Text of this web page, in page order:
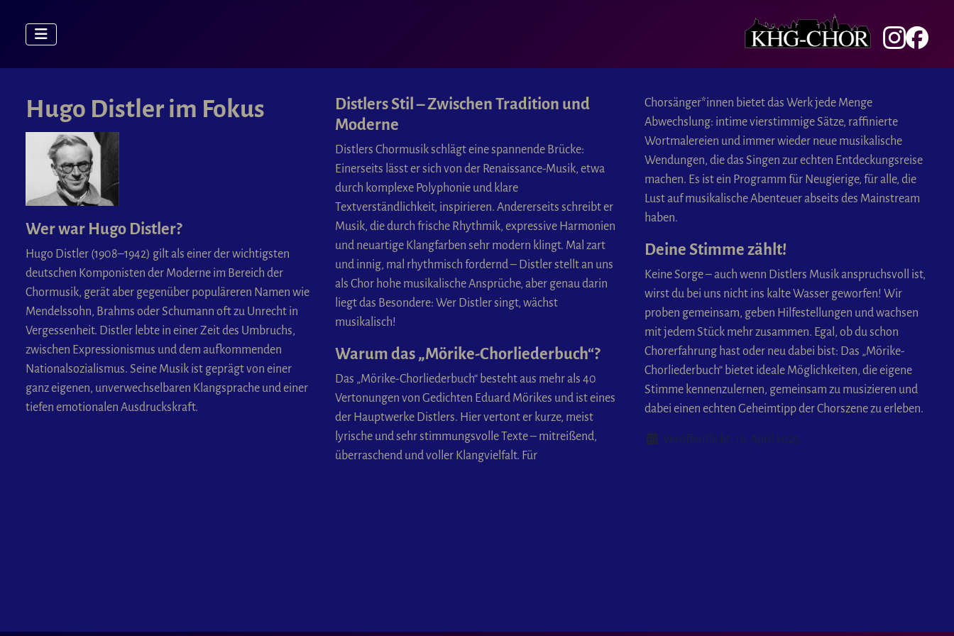
Hugo Distler im Fokus
Wer war Hugo Distler?
Hugo Distler (1908–1942) gilt als einer der wichtigsten
deutschen Komponisten der Moderne im Bereich der
Chormusik, gerät aber gegenüber populäreren Namen wie
Mendelssohn, Brahms oder Schumann oft zu Unrecht in
Vergessenheit. Distler lebte in einer Zeit des Umbruchs,
zwischen Expressionismus und dem aufkommenden
Nationalsozialismus. Seine Musik ist geprägt von einer
ganz eigenen, unverwechselbaren Klangsprache und einer
tiefen emotionalen Ausdruckskraft.
Distlers Stil – Zwischen Tradition und
Moderne
Distlers Chormusik schlägt eine spannende Brücke:
Einerseits lässt er sich von der Renaissance-Musik, etwa
durch komplexe Polyphonie und klare
Textverständlichkeit, inspirieren. Andererseits schreibt er
Musik, die durch frische Rhythmik, expressive Harmonien
und neuartige Klangfarben sehr modern klingt. Mal zart
und innig, mal rhythmisch fordernd – Distler stellt an uns
als Chor hohe musikalische Ansprüche, aber genau darin
liegt das Besondere: Wer Distler singt, wächst
musikalisch!
Warum das „Mörike-Chorliederbuch“?
Das „Mörike-Chorliederbuch“ besteht aus mehr als 40
Vertonungen von Gedichten Eduard Mörikes und ist eines
der Hauptwerke Distlers. Hier vertont er kurze, meist
lyrische und sehr stimmungsvolle Texte – mitreißend,
überraschend und voller Klangvielfalt. Für
Chorsänger*innen bietet das Werk jede Menge
Abwechslung: intime vierstimmige Sätze, raffinierte
Wortmalereien und immer wieder neue musikalische
Wendungen, die das Singen zur echten Entdeckungsreise
machen. Es ist ein Programm für Neugierige, für alle, die
Lust auf musikalische Abenteuer abseits des Mainstream
haben.
Deine Stimme zählt!
Keine Sorge – auch wenn Distlers Musik anspruchsvoll ist,
wirst du bei uns nicht ins kalte Wasser geworfen! Wir
proben gemeinsam, geben Hilfestellungen und wachsen
mit jedem Stück mehr zusammen. Egal, ob du schon
Chorerfahrung hast oder neu dabei bist: Das „Mörike-
Chorliederbuch“ bietet ideale Möglichkeiten, die eigene
Stimme kennenzulernen, gemeinsam zu musizieren und
dabei einen echten Geheimtipp der Chorszene zu erleben.
DetailsVeröffentlicht: 16. April 2025